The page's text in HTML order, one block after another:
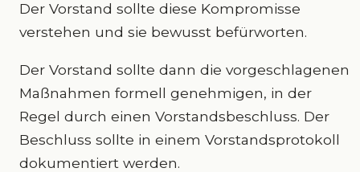
Der Vorstand sollte diese Kompromisse
verstehen und sie bewusst befürworten.
Der Vorstand sollte dann die vorgeschlagenen
Maßnahmen formell genehmigen, in der
Regel durch einen Vorstandsbeschluss. Der
Beschluss sollte in einem Vorstandsprotokoll
dokumentiert werden.